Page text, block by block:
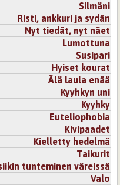
Silmäni
Risti, ankkuri ja sydän
Nyt tiedät, nyt näet
Lumottuna
Susipari
Hyiset kourat
Älä laula enää
Kyyhkyn uni
Kyyhky
Euteliophobia
Kivipaadet
Kielletty hedelmä
Taikurit
tunteminen väreissä
Valo